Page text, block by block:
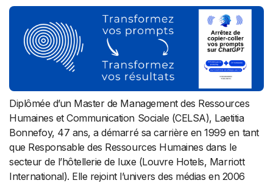
Diplômée d’un Master de Management des Ressources
Humaines et Communication Sociale (CELSA), Laetitia
Bonnefoy, 47 ans, a démarré sa carrière en 1999 en tant
que Responsable des Ressources Humaines dans le
secteur de l’hôtellerie de luxe (Louvre Hotels, Marriott
International). Elle rejoint l’univers des médias en 2006